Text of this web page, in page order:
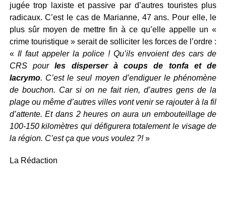
jugée trop laxiste et passive par d’autres touristes plus
radicaux. C’est le cas de Marianne, 47 ans. Pour elle, le
plus sûr moyen de mettre fin à ce qu’elle appelle un «
crime touristique » serait de solliciter les forces de l’ordre :
«Il faut appeler la police ! Qu’ils envoient des cars de
CRS pourles disperser à coups de tonfa et de
lacrymo. C’est le seul moyen d’endiguer le phénomène
de bouchon. Car si on ne fait rien, d’autres gens de la
plage ou même d’autres villes vont venir se rajouter à la fil
d’attente. Et dans 2 heures on aura un embouteillage de
100-150 kilomètres qui défigurera totalement le visage de
la région. C’est ça que vous voulez ?!»
La Rédaction